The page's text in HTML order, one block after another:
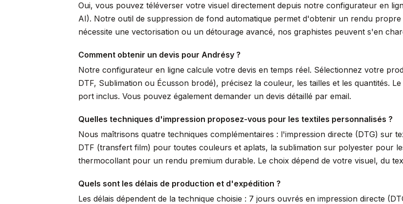
Oui, vous pouvez téléverser votre visuel directement depuis notre configurateur en
AI). Notre outil de suppression de fond automatique permet d'obtenir un rendu
nécessite une vectorisation ou un détourage avancé, nos graphistes peuvent s'en
Comment obtenir un devis pour Andrésy ?
Notre configurateur en ligne calcule votre devis en temps réel. Sélectionnez votre
DTF, Sublimation ou Écusson brodé), précisez la couleur, les tailles et les quantités.
port inclus. Vous pouvez également demander un devis détaillé par email.
Quelles techniques d'impression proposez-vous pour les textiles personnalisés ?
Nous maîtrisons quatre techniques complémentaires : l'impression directe (DTG) sur
DTF (transfert film) pour toutes couleurs et aplats, la sublimation sur polyester pour
thermocollant pour un rendu premium durable. Le choix dépend de votre visuel, du
Quels sont les délais de production et d'expédition ?
Les délais dépendent de la technique choisie : 7 jours ouvrés en impression directe